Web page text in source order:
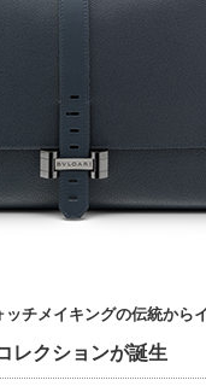
チメイキングの伝統から
レクションが誕生